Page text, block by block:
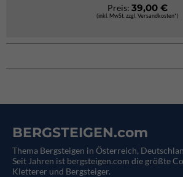
Preis: 39,00 €
(inkl. MwSt. zzgl. Versandkosten*)
BERGSTEIGEN.com
Thema Bergsteigen in Österreich,
Seit Jahren ist bergsteigen.com die größte
Kletterer und Bergsteiger.